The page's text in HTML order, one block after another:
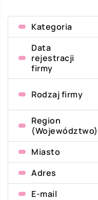
Kategoria
Data
rejestracji
firmy
Rodzaj firmy
Region
(Województwo)
Miasto
Adres
E-mail